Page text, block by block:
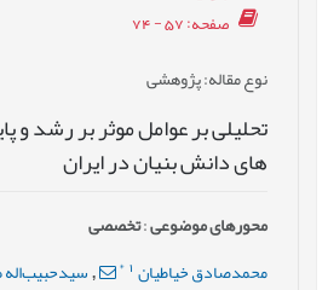
صفحه: 57 - 74
نوع مقاله: پژوهشی
تحلیلی بر عوامل موثر بر رشد و
های دانش بنیان در ایران
محورهای موضوعی:تخصصی
محمدصادق خیاطیان *
,سیدحبیب‌اله